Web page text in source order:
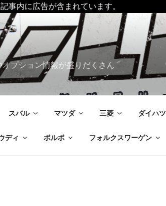
記事内に広告が含まれています。
プション情報が盛りだくさん
スバル マツダ 三菱 ダイハツ
ディ ボルボ フォルクスワーゲン